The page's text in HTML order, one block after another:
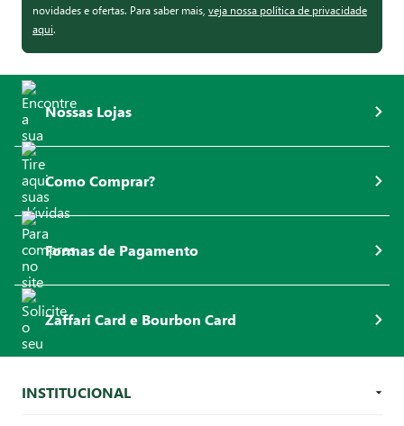
novidades e ofertas. Para saber mais, veja nossa política de privacidade
aqui.
Nossas Lojas
Como Comprar?
Formas de Pagamento
Zaffari Card e Bourbon Card
INSTITUCIONAL